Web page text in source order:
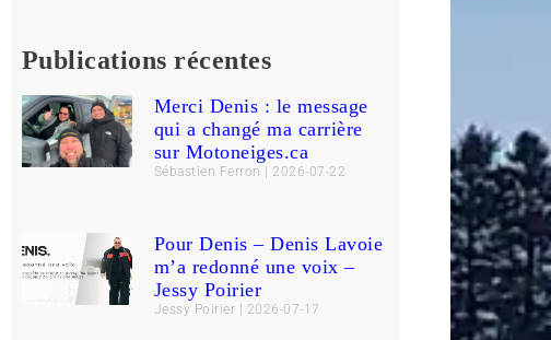
Publications récentes
Merci Denis : le message
qui a changé ma carrière
sur Motoneiges.ca
Sébastien Ferron 2026-07-22
Pour Denis – Denis Lavoie
m’a redonné une voix –
Jessy Poirier
Jessy Poirier 2026-07-17